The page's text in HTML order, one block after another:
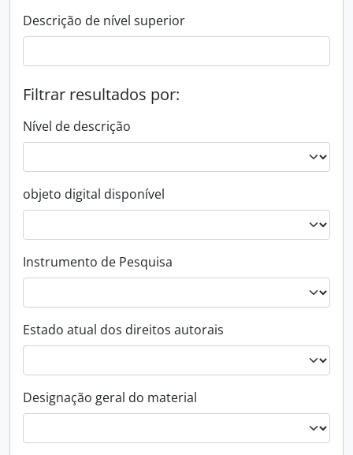
Descrição de nível superior
Filtrar resultados por:
Nível de descrição
objeto digital disponível
Instrumento de Pesquisa
Estado atual dos direitos autorais
Designação geral do material